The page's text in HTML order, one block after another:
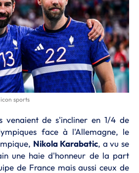
sports
venaient de s'incliner en 1/4 de
face à l'Allemagne, le
Nikola Karabatic, a vu se
une haie d'honneur de la part
de France mais aussi ceux de